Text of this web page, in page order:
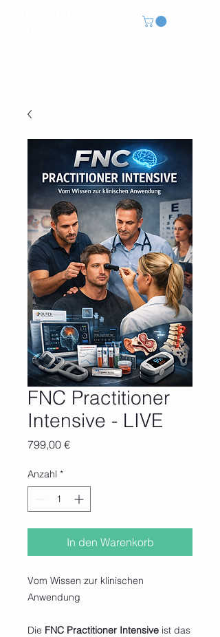
FNC Practitioner
Intensive - LIVE
799,00 €Preis
Anzahl *
In den Warenkorb
Vom Wissen zur klinischen
Anwendung
Die FNC Practitioner Intensive ist das